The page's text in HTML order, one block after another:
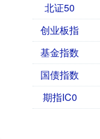
北证50
创业板指
基金指数
国债指数
期指IC0